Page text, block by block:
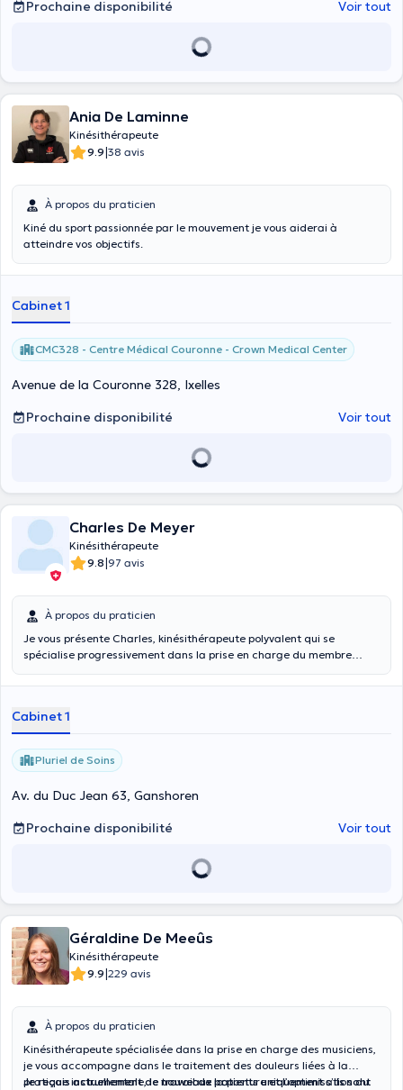
Prochaine disponibilité Voir tout
Ania De Laminne
Kinésithérapeute
9.9|38 avis
À propos du praticien
Kiné du sport passionnée par le mouvement je vous aiderai à
atteindre vos objectifs.
Cabinet 1
CMC328 - Centre Médical Couronne - Crown Medical Center
Avenue de la Couronne 328, Ixelles
Prochaine disponibilité
Voir tout
Charles De Meyer
Kinésithérapeute
9.8|97 avis
À propos du praticien
Je vous présente Charles, kinésithérapeute polyvalent qui se
spécialise progressivement dans la prise en charge du membre
croissant pour cette zone spécifique, il offre des soins de qualité et
patient.
Cabinet 1
Pluriel de Soins
Av. du Duc Jean 63, Ganshoren
Prochaine disponibilité
Voir tout
Géraldine De Meeûs
Kinésithérapeute
9.9|229 avis
À propos du praticien
Kinésithérapeute spécialisée dans la prise en charge des musiciens,
je vous accompagne dans le traitement des douleurs liées à la
pratique instrumentale, le travail de la posture et l’optimisation du
Je reçois actuellement de nouveaux patients uniquement s’ils sont